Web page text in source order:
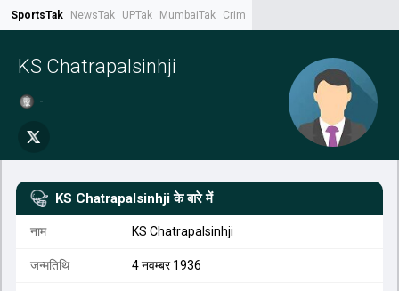
SportsTak NewsTak UPTak MumbaiTak CrimeTak
KS Chatrapalsinhji
-
KS Chatrapalsinhji के बारे में
नाम KS Chatrapalsinhji
जन्मतिथि 4 नवम्बर 1936